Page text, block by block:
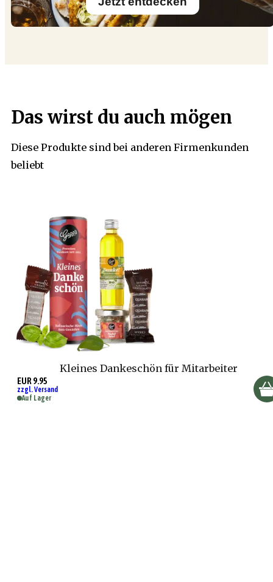
Das wirst du auch mögen
Diese Produkte sind bei anderen Firmenkunden
beliebt
Kleines Dankeschön für Mitarbeiter
EUR 9.95
zzgl. Versand
Auf Lager